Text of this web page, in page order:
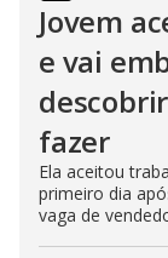
Jovem
e vai
fazer
Ela aceitou
primeiro dia
vaga de